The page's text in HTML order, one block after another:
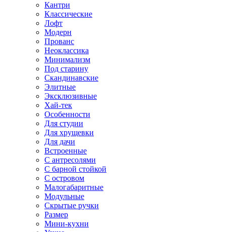
Кантри
Классические
Лофт
Модерн
Прованс
Неоклассика
Минимализм
Под старину
Скандинавские
Элитные
Эксклюзивные
Хай-тек
Особенности
Для студии
Для хрущевки
Для дачи
Встроенные
С антресолями
С барной стойкой
С островом
Малогабаритные
Модульные
Скрытые ручки
Размер
Мини-кухни